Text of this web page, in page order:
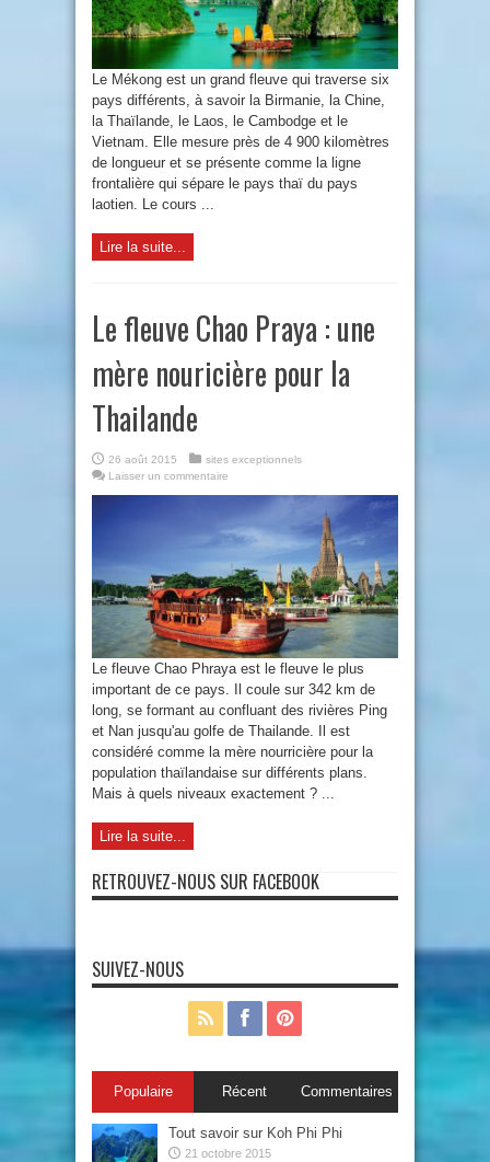
Le Mékong est un grand fleuve qui traverse six
pays différents, à savoir la Birmanie, la Chine,
la Thaïlande, le Laos, le Cambodge et le
Vietnam. Elle mesure près de 4 900 kilomètres
de longueur et se présente comme la ligne
frontalière qui sépare le pays thaï du pays
laotien. Le cours ...
Lire la suite...
Le fleuve Chao Praya : une
mère nouricière pour la
Thailande
26 août 2015
sites exceptionnels
Laisser un commentaire
Le fleuve Chao Phraya est le fleuve le plus
important de ce pays. Il coule sur 342 km de
long, se formant au confluant des rivières Ping
et Nan jusqu'au golfe de Thailande. Il est
considéré comme la mère nourricière pour la
population thaïlandaise sur différents plans.
Mais à quels niveaux exactement ? ...
Lire la suite...
RETROUVEZ-NOUS SUR FACEBOOK
SUIVEZ-NOUS
Populaire Récent Commentaires
Tout savoir sur Koh Phi Phi
21 octobre 2015